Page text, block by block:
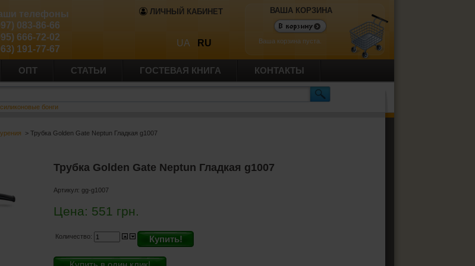
ЛИЧНЫЙ КАБИНЕТ
UA RU
телефоны
083-86-66
666-72-02
191-77-67
ВАША КОРЗИНА
Ваша корзина пуста.
ОПТ СТАТЬИ ГОСТЕВАЯ КНИГА КОНТАКТЫ
силиконовые бонги
> Трубка Golden Gate Neptun Гладкая g1007
Трубка Golden Gate Neptun Гладкая g1007
Артикул:gg-g1007
Цена: 551 грн.
Количество: Купить!